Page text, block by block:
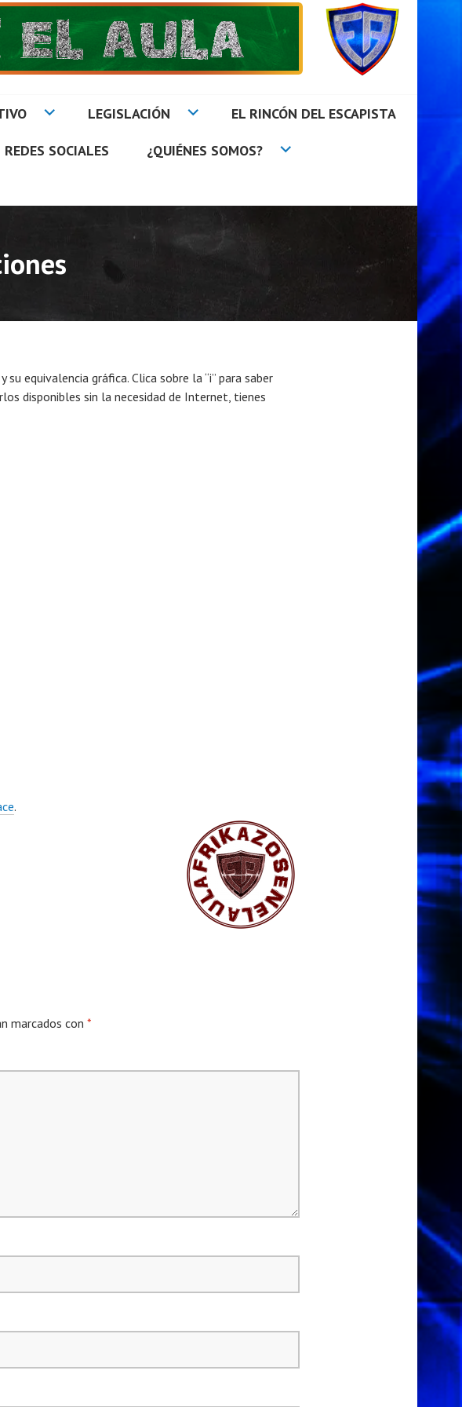
LEGISLACIÓN EL RINCÓN DEL ESCAPISTA
REDES SOCIALES ¿QUIÉNES SOMOS?
equivalencia gráfica. Clica sobre la “i” para saber
disponibles sin la necesidad de Internet, tienes
.
marcados con *